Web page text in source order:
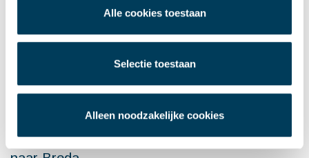
Alle cookies toestaan
Selectie toestaan
Alleen noodzakelijke cookies
Neem gerust contact op
LAATSTE NIEUWS
Aangehuurd | Kantoorruimte | Van Zundert